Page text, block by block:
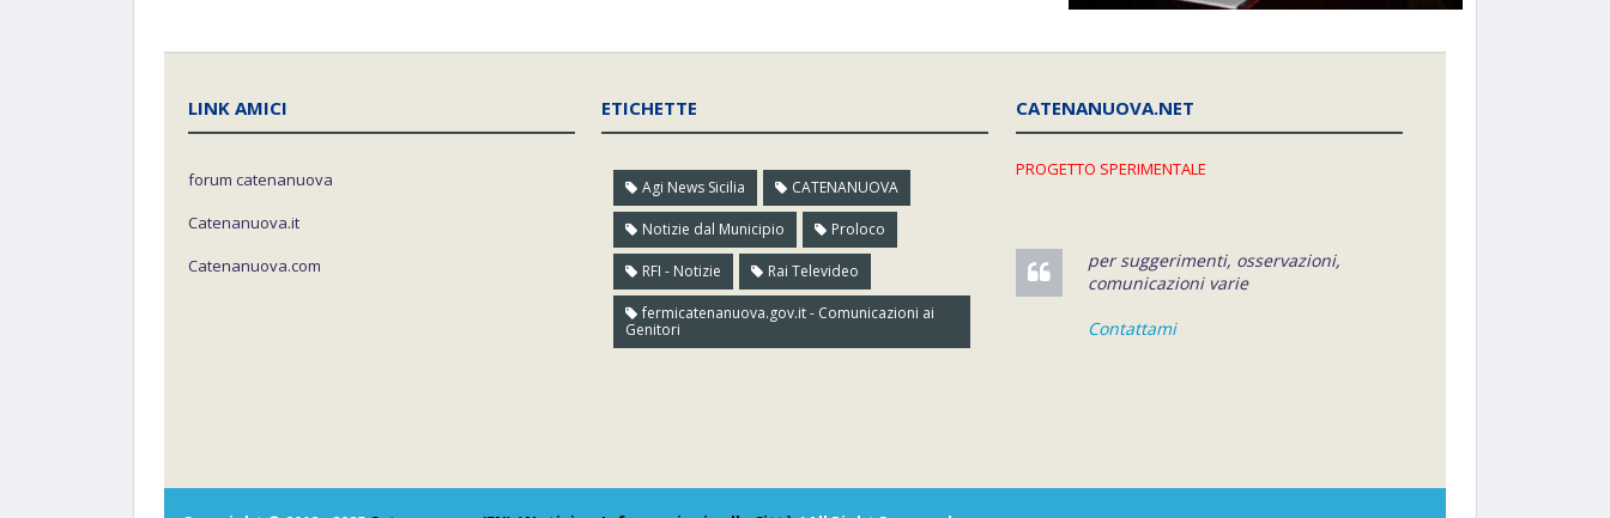
LINK AMICI
forum catenanuova
Catenanuova.it
Catenanuova.com
ETICHETTE
Agi News Sicilia CATENANUOVA
Notizie dal Municipio Proloco
RFI - Notizie Rai Televideo
fermicatenanuova.gov.it - Comunicazioni ai
Genitori
CATENANUOVA.NET
PROGETTO SPERIMENTALE
per suggerimenti, osservazioni,
comunicazioni varie
Contattami